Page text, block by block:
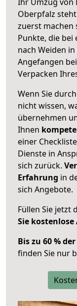
Oberpfalz
zuerst machen
Punkte, die
nach Weiden
Angefangen
Verpacken
Wenn Sie
nicht wissen,
übernehmen
Ihnen
einer
Dienste in
sich zurück.
Erfahrung in
sich Angebote.
Füllen Sie jetzt
Sie
Bis zu 60 %
finden Sie nur